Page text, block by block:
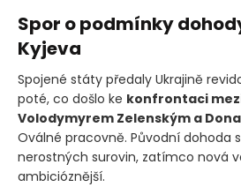
Spor o podmínky
Kyjeva
Spojené státy předaly Ukrajině
poté, co došlo ke konfrontaci
Volodymyrem Zelenským a
Oválné pracovně. Původní dohoda
nerostných surovin, zatímco nová
ambicióznější.